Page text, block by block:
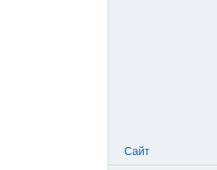
Сайт